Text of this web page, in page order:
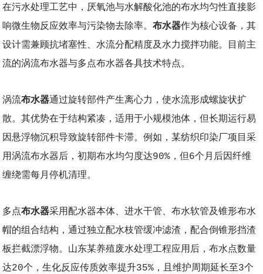
在污水处理工艺中，厌氧池与水解酸化池的布水均匀性直接影
响微生物反应效率与污染物去除率。布水器作为核心设备，其
设计需兼顾抗堵塞性、水流分配精度及水力搅拌功能。目前主
流的涡流布水器与多点布水器各具技术特点。
涡流布水器通过旋转部件产生离心力，使水流形成螺旋状扩
散。其优势在于结构紧凑，适用于小规模池体，但长期运行易
因悬浮物沉积导致旋转部件卡滞。例如，某纺织印染厂项目采
用涡流布水器后，初期布水均匀度达90%，但6个月后因纤维
缠绕需每月停机清理。
多点布水器采用配水器本体、进水干管、布水软管及锥形布水
帽的组合结构，通过独立配水枝管缓冲滤渣，配合倒锥形挡渣
板拦截漂浮物。山东某养殖废水处理工程应用后，布水点数量
达20个，生化反应传质效率提升35%，且维护周期延长至3个